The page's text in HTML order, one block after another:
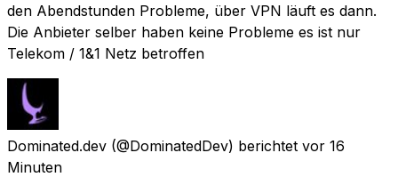
den Abendstunden Probleme, über VPN läuft es dann.
Die Anbieter selber haben keine Probleme es ist nur
Telekom / 1&1 Netz betroffen
Dominated.dev (@DominatedDev) berichtet vor 16
Minuten